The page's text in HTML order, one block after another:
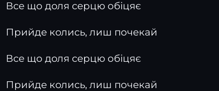
Все що доля серцю обіцяє
Прийде колись, лиш почекай
Все що доля серцю обіцяє
Прийде колись, лиш почекай